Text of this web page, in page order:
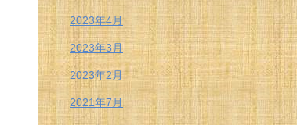
2023年4月
2023年3月
2023年2月
2021年7月